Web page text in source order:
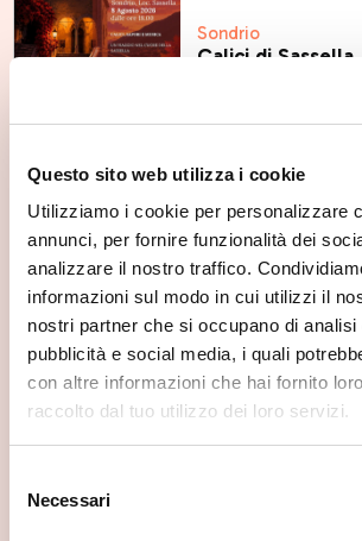
Questo sito web utilizza i cookie
Utilizziamo i cookie per personalizzare
annunci, per fornire funzionalità dei
analizzare il nostro traffico.
informazioni sul modo in cui utilizzi il
nostri partner che si occupano di analisi
pubblicità e social media, i quali
con altre informazioni che hai fornito
raccolto dal tuo utilizzo dei loro servizi.
delNecessari
Sondrio
Calici di Sassella
Sondrio
Calici di
Mon, 10/08/2026
Sondrio estate -